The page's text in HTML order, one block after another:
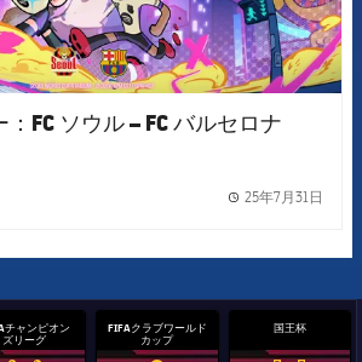
FC ソウル – FC バルセロナ
25年7月31日
チャンピオン
ズリーグ
FIFAクラブワールド
カップ
国王杯